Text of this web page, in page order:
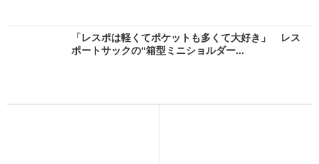
「レスポは軽くてポケットも多くて大好き」 レス
ポートサックの“箱型ミニショルダー...